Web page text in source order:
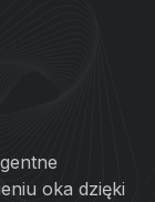
oka dzięki